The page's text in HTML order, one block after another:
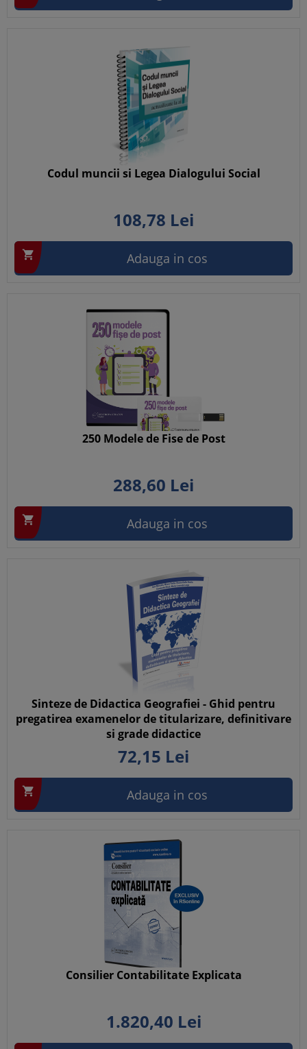
Codul muncii si Legea Dialogului Social
108,78 Lei
 Adauga in cos
250 Modele de Fise de Post
288,60 Lei
 Adauga in cos
Sinteze de Didactica Geografiei - Ghid pentru
pregatirea examenelor de titularizare, definitivare
si grade didactice
72,15 Lei
 Adauga in cos
Consilier Contabilitate Explicata
1.820,40 Lei